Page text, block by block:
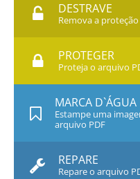
DESTRAVE
Remova a
PROTEGER
Proteja o arquivo
MARCA D`ÁGUA
Estampe uma
arquivo PDF
REPARE
Repare o arquivo